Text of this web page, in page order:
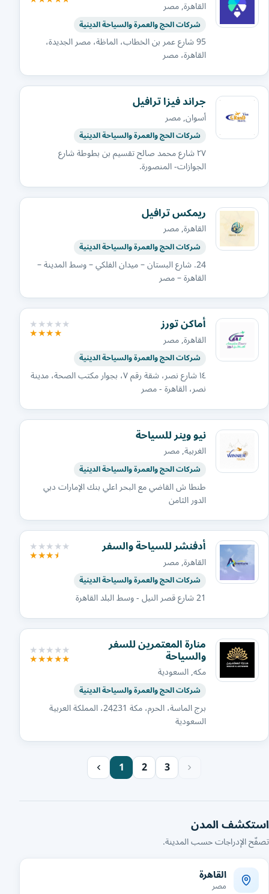
القاهرة, مصر
شركات الحج والعمرة والسياحة الدينية
95 شارع عمر بن الخطاب، الماظة، مصر الجديدة،
القاهرة، مصر
جراند فيزا ترافيل
أسوان, مصر
شركات الحج والعمرة والسياحة الدينية
٢٧ شارع محمد صالح تقسيم بن بطوطة شارع
الجوازات- المنصورة.
ريمكس ترافيل
القاهرة, مصر
شركات الحج والعمرة والسياحة الدينية
24. شارع البستان – ميدان الفلكي – وسط المدينة –
القاهرة – مصر
أماكن تورز
القاهرة, مصر
شركات الحج والعمرة والسياحة الدينية
١٤ شارع نصر، شقة رقم ٧، بجوار مكتب الصحة، مدينة
نصر، القاهرة - مصر
نيو وينر للسياحة
الغربية, مصر
شركات الحج والعمرة والسياحة الدينية
طنطا ش القاضي مع البحر اعلي بنك الإمارات دبي
الدور الثامن
أدفنشر للسياحة والسفر
القاهرة, مصر
شركات الحج والعمرة والسياحة الدينية
21 شارع قصر النيل - وسط البلد القاهرة
منارة المعتمرين للسفر
والسياحة
مكه, السعودية
شركات الحج والعمرة والسياحة الدينية
برج الماسة، الحرم، مكة 24231، المملكة العربية
السعودية
1 2 3
استكشف المدن
تصفّح الإدراجات حسب المدينة.
القاهرة
مصر